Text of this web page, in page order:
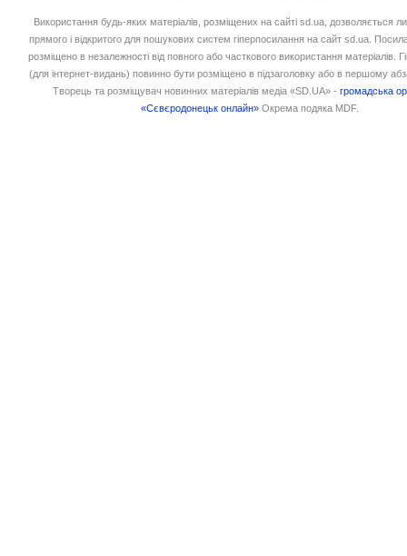
Використання будь-яких матеріалів, розміщених на сайті sd.ua, дозволяється
прямого і відкритого для пошукових систем гіперпосилання на сайт sd.ua.
розміщено в незалежності від повного або часткового використання матеріалів.
(для інтернет-видань) повинно бути розміщено в підзаголовку або в першому
Творець та розміщувач новинних матеріалів медіа «SD.UA» -громадська
«Сєвєродонецьк онлайн» Окрема подяка MDF.